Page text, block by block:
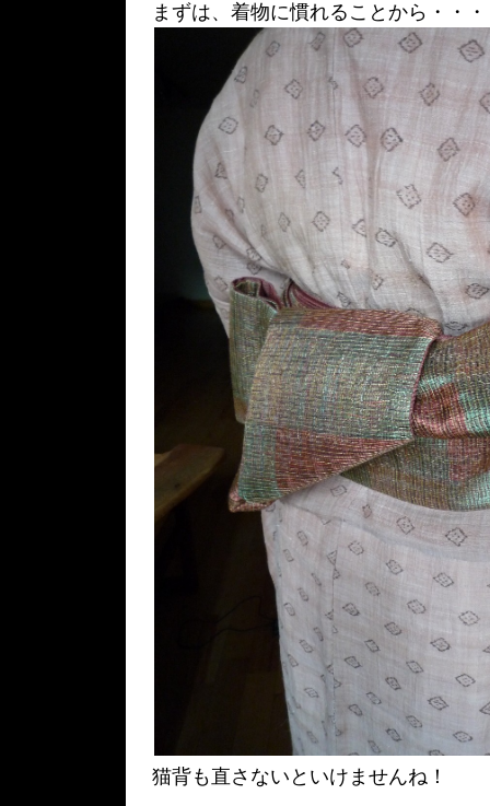
まずは、着物に慣れることから・・・
猫背も直さないといけませんね！